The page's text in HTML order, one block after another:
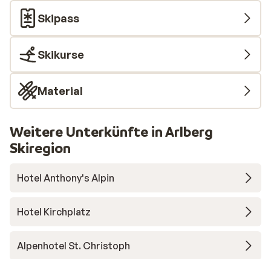
Skipass
Skikurse
Material
Weitere Unterkünfte in Arlberg
Skiregion
Hotel Anthony's Alpin
Hotel Kirchplatz
Alpenhotel St. Christoph